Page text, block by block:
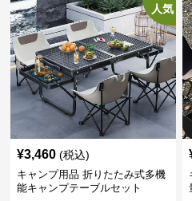
人気
¥3,460 (税込)
キャンプ用品 折りたたみ式多機
能キャンプテーブルセット